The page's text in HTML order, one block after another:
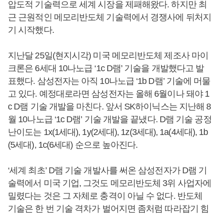
압도적 기술력으로 세계 시장을 제패해왔다. 하지만 최
근 근원적인 메모리반도체 기술력에서 경쟁사에 뒤처지
기 시작했다.
지난달 25일(현지시각) 미국 메모리반도체 제조사 마이
크론은 6세대 10나노급 ‘1c D램’ 기술을 개발했다고 발
표했다. 삼성전자는 아직 10나노급 ‘1b D램’ 기술에 머물
고 있다. 예정대로라면 삼성전자는 올해 6월이나 돼야 1
c D램 기술 개발을 마친다. 앞서 SK하이닉스는 지난해 8
월 10나노급 ‘1c D램’ 기술 개발을 끝냈다. D램 기술 공정
난이도는 1x(1세대), 1y(2세대), 1z(3세대), 1a(4세대), 1b
(5세대), 1c(6세대) 순으로 높아진다.
‘세계 최초’ D램 기술 개발사를 써온 삼성전자가 D램 기
술력에서 미국 기업, 그것도 메모리반도체 3위 사업자에
밀렸다는 것은 그 자체로 충격이 아닐 수 없다. 반도체
기술은 한 번 기술 격차가 벌어지면 좀처럼 따라잡기 힘